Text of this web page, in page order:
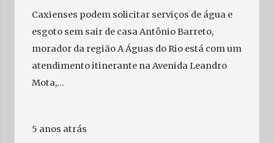
Caxienses podem solicitar serviços de água e
esgoto sem sair de casa Antônio Barreto,
morador da região A Águas do Rio está com um
atendimento itinerante na Avenida Leandro
Mota,…
5 anos atrás